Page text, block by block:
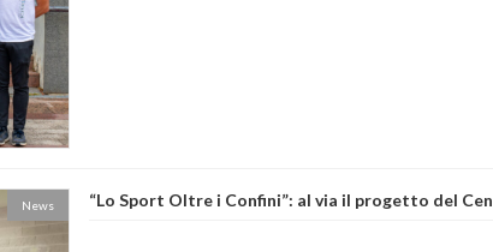
News “Lo Sport Oltre i Confini”: al via il progetto del